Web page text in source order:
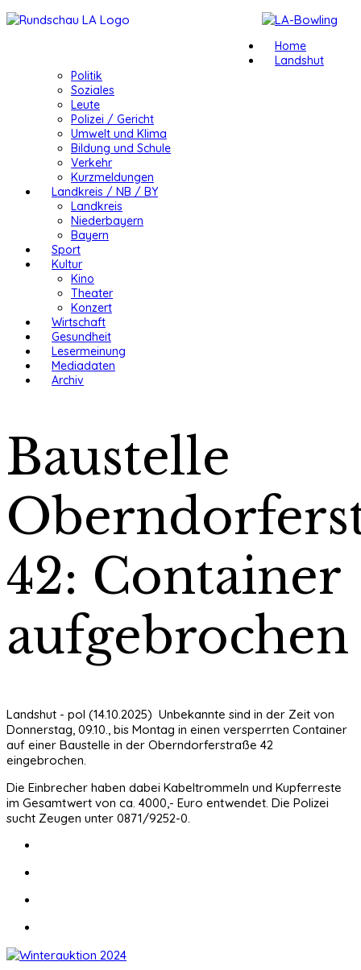
Home
Landshut
Politik
Soziales
Leute
Polizei / Gericht
Umwelt und Klima
Bildung und Schule
Verkehr
Kurzmeldungen
Landkreis / NB / BY
Landkreis
Niederbayern
Bayern
Sport
Kultur
Kino
Theater
Konzert
Wirtschaft
Gesundheit
Lesermeinung
Mediadaten
Archiv
Baustelle
42: Container
aufgebrochen
Landshut - pol (14.10.2025) Unbekannte sind in der Zeit von
Donnerstag, 09.10., bis Montag in einen versperrten Container
auf einer Baustelle in der Oberndorferstraße 42
eingebrochen.
Die Einbrecher haben dabei Kabeltrommeln und Kupferreste
im Gesamtwert von ca. 4000,- Euro entwendet. Die Polizei
sucht Zeugen unter 0871/9252-0.